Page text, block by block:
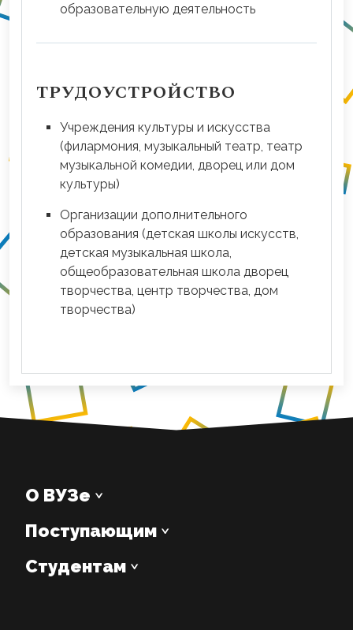
образовательную деятельность
ТРУДОУСТРОЙСТВО
Учреждения культуры и искусства
(филармония, музыкальный театр, театр
музыкальной комедии, дворец или дом
культуры)
Организации дополнительного
образования (детская школы искусств,
детская музыкальная школа,
общеобразовательная школа дворец
творчества, центр творчества, дом
творчества)
О ВУЗе
Поступающим
Студентам